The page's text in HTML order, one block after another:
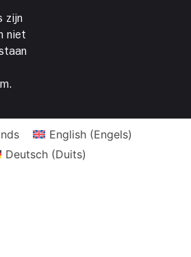
zijn
niet
English(Engels)
Deutsch (Duits)